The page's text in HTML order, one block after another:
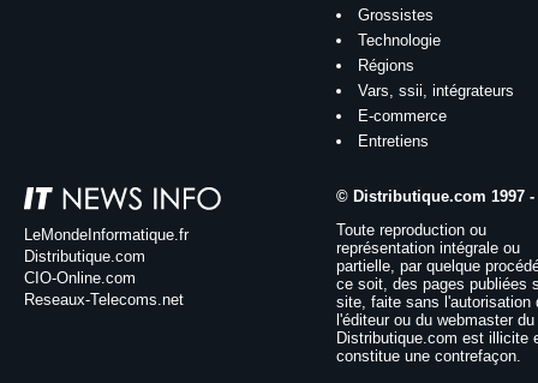
Grossistes
Technologie
Régions
Vars, ssii, intégrateurs
E-commerce
Entretiens
LeMondeInformatique.fr
Distributique.com
CIO-Online.com
Reseaux-Telecoms.net
© Distributique.com 1997 -
Toute reproduction ou
représentation intégrale ou
partielle, par quelque
ce soit, des pages publiées
site, faite sans l'autorisation
l'éditeur ou du webmaster
Distributique.com est illicite
constitue une contrefaçon.